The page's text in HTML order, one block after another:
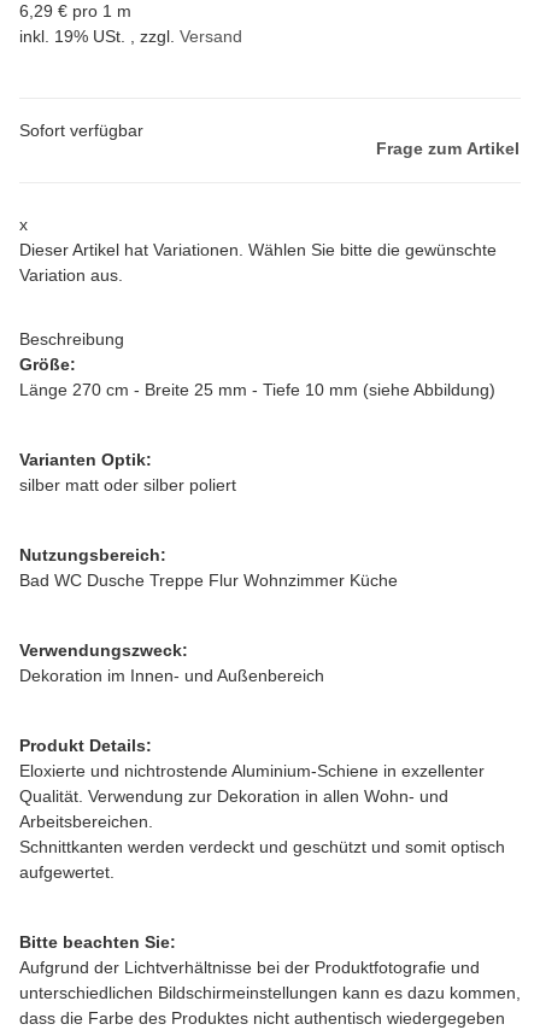
6,29 € pro 1 m
inkl. 19% USt. , zzgl. Versand
Sofort verfügbar
Frage zum Artikel
x
Dieser Artikel hat Variationen. Wählen Sie bitte die gewünschte
Variation aus.
Beschreibung
Größe:
Länge 270 cm - Breite 25 mm - Tiefe 10 mm (siehe Abbildung)
Varianten Optik:
silber matt oder silber poliert
Nutzungsbereich:
Bad WC Dusche Treppe Flur Wohnzimmer Küche
Verwendungszweck:
Dekoration im Innen- und Außenbereich
Produkt Details:
Eloxierte und nichtrostende Aluminium-Schiene in exzellenter
Qualität. Verwendung zur Dekoration in allen Wohn- und
Arbeitsbereichen.
Schnittkanten werden verdeckt und geschützt und somit optisch
aufgewertet.
Bitte beachten Sie:
Aufgrund der Lichtverhältnisse bei der Produktfotografie und
unterschiedlichen Bildschirmeinstellungen kann es dazu kommen,
dass die Farbe des Produktes nicht authentisch wiedergegeben